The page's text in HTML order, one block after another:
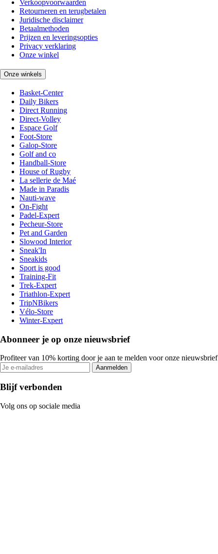
Verkoopvoorwaarden
Retourneren en terugbetalen
Juridische disclaimer
Betaalmethoden
Prijzen en leveringsopties
Privacy verklaring
Onze winkel
Onze winkels
Basket-Center
Daily Bikers
Direct Running
Direct-Volley
Espace Golf
Foot-Store
Galop-Store
Golf and co
Handball-Store
House of Rugby
La sellerie de Maé
Made in Paradis
Nauti-wave
On-Fight
Padel-Expert
Pecheur-Store
Pet and Garden
Slowood Interior
Sneak'In
Sneakids
Sport is good
Training-Fit
Trek-Expert
Triathlon-Expert
TripNBikers
Vélo-Store
Winter-Expert
Abonneer je op onze nieuwsbrief
Profiteer van 10% korting door je aan te melden voor onze nieuwsbrief
Aanmelden
Blijf verbonden
Volg ons op sociale media